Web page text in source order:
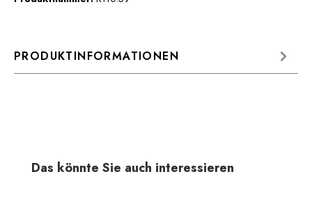
PRODUKTINFORMATIONEN
Produktgalerie überspringen
Das könnte Sie auch interessieren